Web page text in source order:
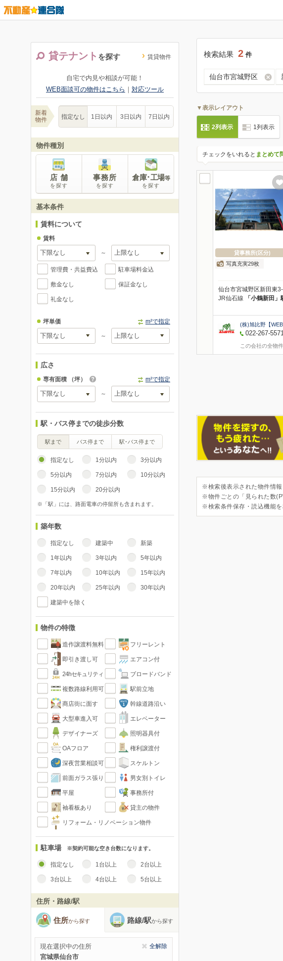
貸テナント を探す 賃貸物件
自宅で内見や相談が可能！
WEB面談可の物件はこちら ｜ 対応ツール
新着
物件
指定なし 1日以内 3日以内 7日以内
物件種別
店 舗
を探す
事務所
を探す
倉庫･工場等
を探す
基本条件
賃料について
賃料
～
管理費・共益費込 駐車場料金込
敷金なし 保証金なし
礼金なし
坪単価 m²で指定
～
広さ
専有面積 （坪） m²で指定
～
駅・バス停までの徒歩分数
駅まで バス停まで 駅･バス停まで
指定なし 1分以内 3分以内
5分以内 7分以内 10分以内
15分以内 20分以内
※「駅」には、路面電車の停留所も含まれます。
築年数
指定なし 建築中 新築
1年以内 3年以内 5年以内
7年以内 10年以内 15年以内
20年以内 25年以内 30年以内
建築中を除く
物件の特徴
造作譲渡料無料 フリーレント
即引き渡し可 エアコン付
24hセキュリティ ブロードバンド
複数路線利用可 駅前立地
商店街に面す 幹線道路沿い
大型車進入可 エレベーター
デザイナーズ 照明器具付
OAフロア 権利譲渡付
深夜営業相談可 スケルトン
前面ガラス張り 男女別トイレ
平屋 事務所付
袖看板あり 貸主の物件
リフォーム・リノベーション物件
駐車場 ※契約可能な空き台数になります。
指定なし 1台以上 2台以上
3台以上 4台以上 5台以上
住所・路線/駅
住所から探す 路線/駅から探す
現在選択中の住所 全解除
宮城県仙台市
検索結果 2 件
仙台市宮城野区
▼表示レイアウト
2列表示 1列表示
チェックをいれると まとめて
貸事務所(区分)
写真充実29枚
仙台市宮城野区新田東
JR仙石線 「小鶴新田」
(株)旭比野【WEB
022-267-
この会社の全物
※検索後表示された物件情報
※物件ごとの「見られた数
※検索条件保存・読込機能を